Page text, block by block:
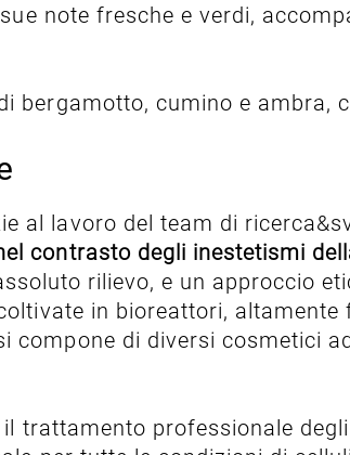
note fresche e verdi,
bergamotto, cumino e ambra,
al lavoro del team di
contrasto degli inestetismi
rilievo, e un approccio
in bioreattori, altamente
compone di diversi cosmetici
trattamento professionale